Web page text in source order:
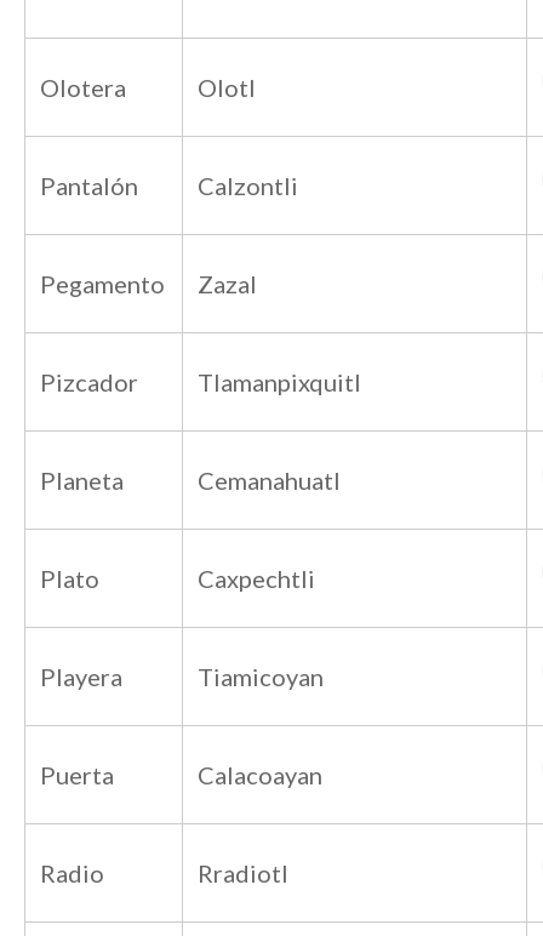
Olotera Olotl
Pantalón Calzontli
Pegamento Zazal
Pizcador Tlamanpixquitl
Planeta Cemanahuatl
Plato Caxpechtli
Playera Tiamicoyan
Puerta Calacoayan
Radio Rradiotl